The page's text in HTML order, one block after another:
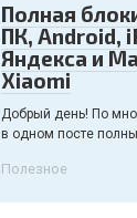
Полная
ПК, Android,
Яндекса и
Xiaomi
Добрый день! По
в одном посте
Полезное